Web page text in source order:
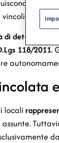
di
118/2011.
locali